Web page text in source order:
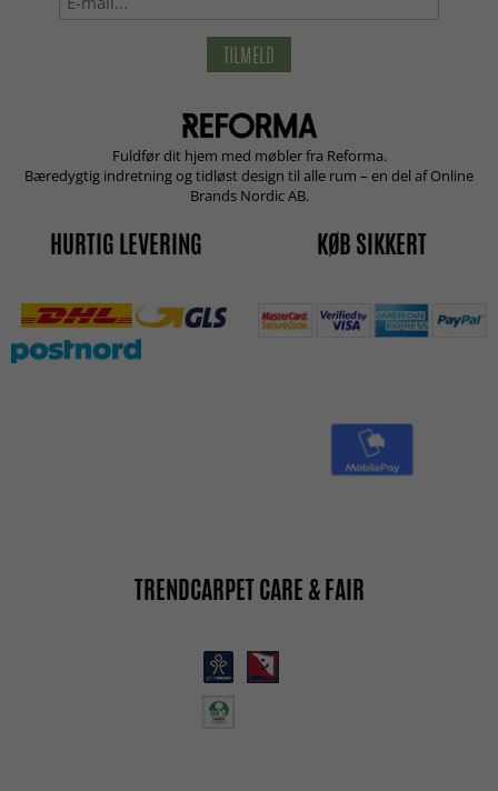
TILMELD
Fuldfør dit hjem med møbler fra Reforma.
Bæredygtig indretning og tidløst design til alle rum – en del af Online
Brands Nordic AB.
HURTIG LEVERING KØB SIKKERT
TRENDCARPET CARE & FAIR